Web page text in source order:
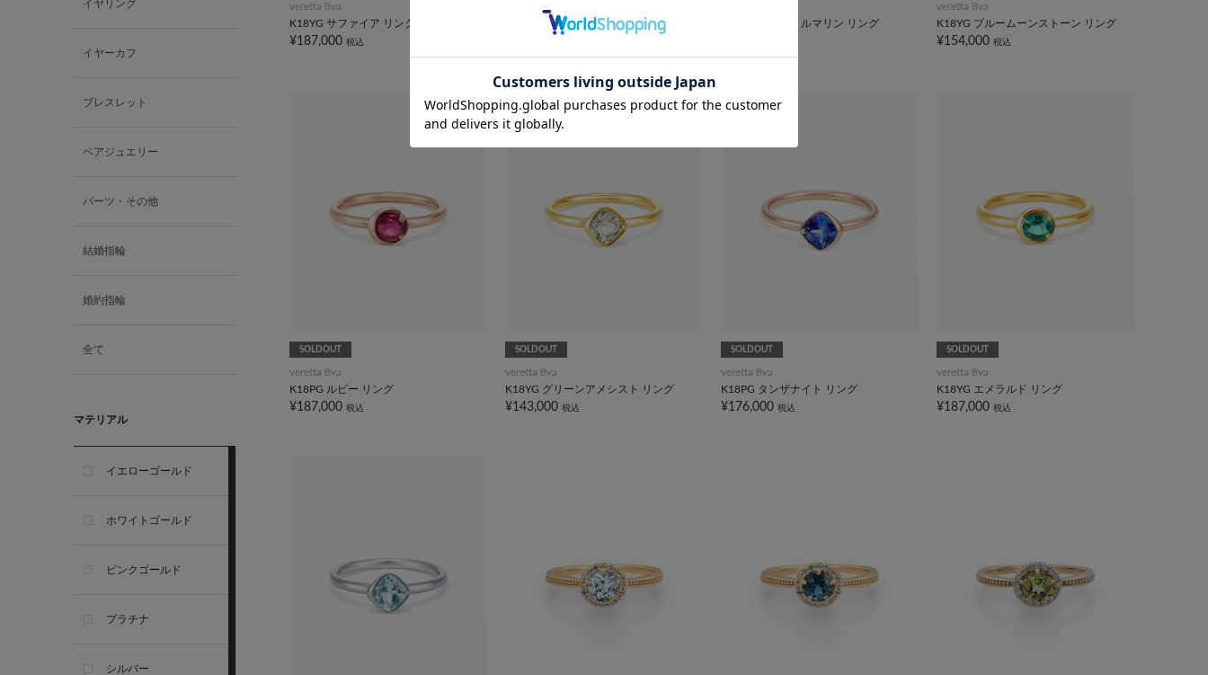
イヤリング
イヤーカフ
ブレスレット
ペアジュエリー
パーツ・その他
結婚指輪
婚約指輪
全て
マテリアル
イエローゴールド
ホワイトゴールド
ピンクゴールド
プラチナ
シルバー
veretta 8va
K18YG サファイア リング
¥187,000 税込
¥143,000税込
K18PG ピンクトルマリン リング
veretta 8va
K18YG ブルームーンストーン リング
¥154,000 税込
SOLDOUT
veretta 8va
K18PG ルビー リング
¥187,000 税込
SOLDOUT
veretta 8va
K18YG グリーンアメシスト リング
¥143,000 税込
SOLDOUT
veretta 8va
K18PG タンザナイト リング
¥176,000 税込
SOLDOUT
veretta 8va
K18YG エメラルド リング
¥187,000 税込